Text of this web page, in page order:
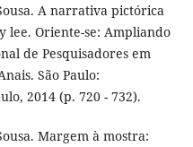
A narrativa pictórica
lee. Oriente-se: Ampliando
de Pesquisadores em
São Paulo:
2014 (p. 720 - 732).
Margem à mostra: